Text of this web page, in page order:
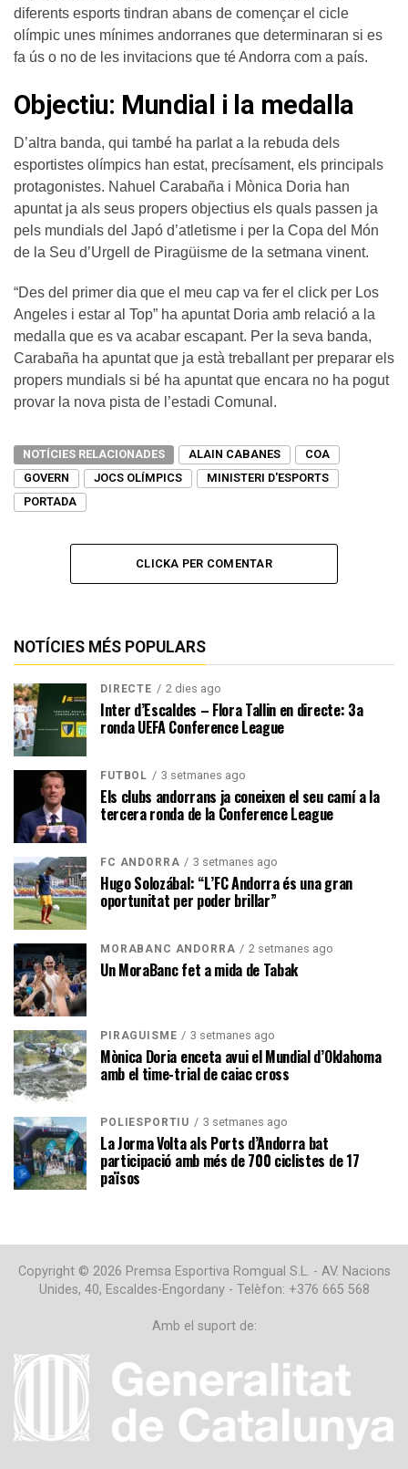
diferents esports tindran abans de començar el cicle
olímpic unes mínimes andorranes que determinaran si es
fa ús o no de les invitacions que té Andorra com a país.
Objectiu: Mundial i la medalla
D’altra banda, qui també ha parlat a la rebuda dels
esportistes olímpics han estat, precísament, els principals
protagonistes. Nahuel Carabaña i Mònica Doria han
apuntat ja als seus propers objectius els quals passen ja
pels mundials del Japó d’atletisme i per la Copa del Món
de la Seu d’Urgell de Piragüisme de la setmana vinent.
“Des del primer dia que el meu cap va fer el click per Los
Angeles i estar al Top” ha apuntat Doria amb relació a la
medalla que es va acabar escapant. Per la seva banda,
Carabaña ha apuntat que ja està treballant per preparar els
propers mundials si bé ha apuntat que encara no ha pogut
provar la nova pista de l’estadi Comunal.
NOTÍCIES RELACIONADES ALAIN CABANES
COA
GOVERN
JOCS OLÍMPICS
MINISTERI D'ESPORTS
PORTADA
CLICKA PER COMENTAR
NOTÍCIES MÉS POPULARS
DIRECTE 2 dies ago
Inter d’Escaldes – Flora Tallin en directe: 3a
ronda UEFA Conference League
FUTBOL 3 setmanes ago
Els clubs andorrans ja coneixen el seu camí a la
tercera ronda de la Conference League
FC ANDORRA 3 setmanes ago
Hugo Solozábal: “L’FC Andorra és una gran
oportunitat per poder brillar”
MORABANC ANDORRA 2 setmanes ago
Un MoraBanc fet a mida de Tabak
PIRAGÜISME 3 setmanes ago
Mònica Doria enceta avui el Mundial d’Oklahoma
amb el time-trial de caiac cross
POLIESPORTIU 3 setmanes ago
La Jorma Volta als Ports d’Andorra bat
participació amb més de 700 ciclistes de 17
països
Copyright © 2026 Premsa Esportiva Romgual S.L. - AV. Nacions
Unides, 40, Escaldes-Engordany - Telèfon: +376 665 568
Amb el suport de: